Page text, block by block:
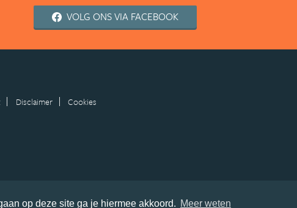
op deze site ga je hiermee akkoord. Meer weten
VOLG ONS VIA FACEBOOK
Disclaimer
Cookies